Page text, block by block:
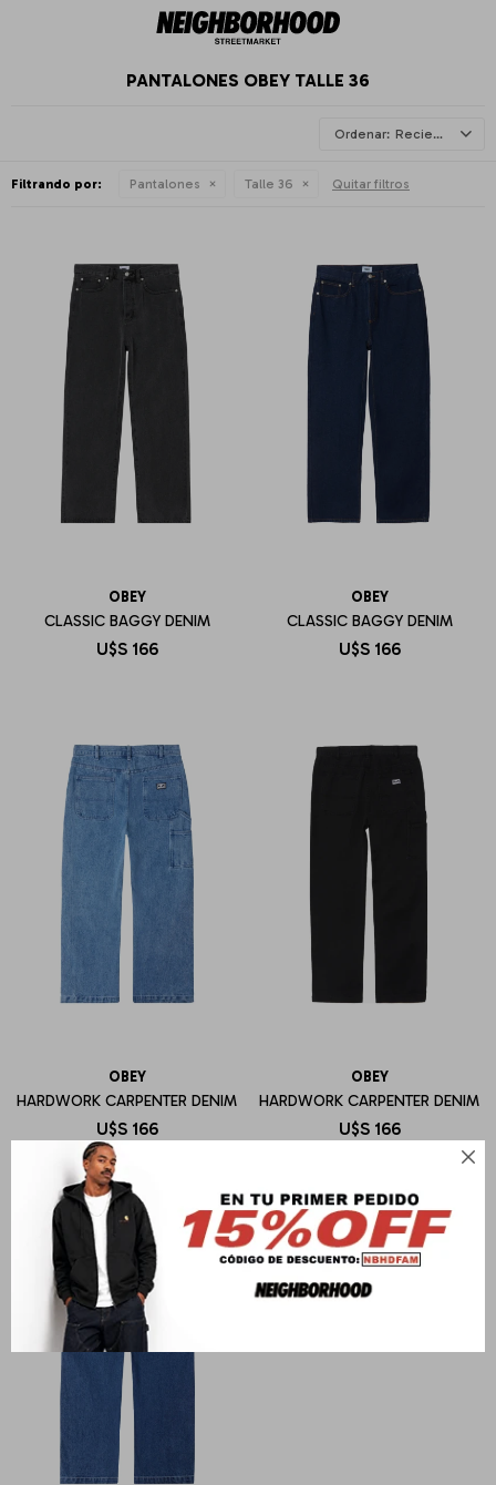

PANTALONES OBEY TALLE 36
Recientes
Filtrando por: Pantalones Talle 36 Quitar filtros
OBEY
CLASSIC BAGGY DENIM
U$S 166
OBEY
CLASSIC BAGGY DENIM
U$S 166
OBEY
HARDWORK CARPENTER DENIM
U$S 166
OBEY
HARDWORK CARPENTER DENIM
U$S 166